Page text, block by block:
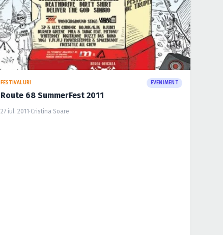
FESTIVALURI EVENIMENT
Route 68 SummerFest 2011
27 iul. 2011 ·Cristina Soare